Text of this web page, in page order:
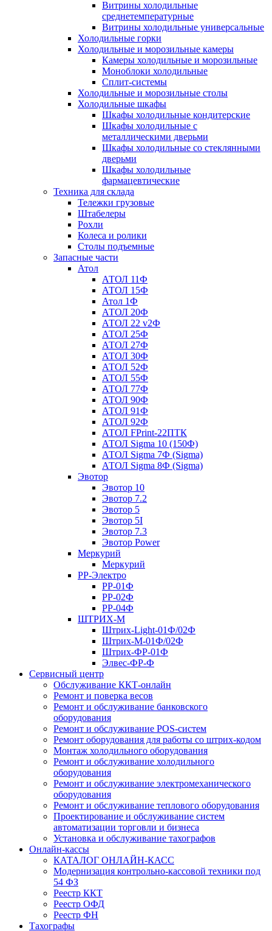
Витрины холодильные
среднетемпературные
Витрины холодильные универсальные
Холодильные горки
Холодильные и морозильные камеры
Камеры холодильные и морозильные
Моноблоки холодильные
Сплит-системы
Холодильные и морозильные столы
Холодильные шкафы
Шкафы холодильные кондитерские
Шкафы холодильные с
металлическими дверьми
Шкафы холодильные со стеклянными
дверьми
Шкафы холодильные
фармацевтические
Техника для склада
Тележки грузовые
Штабелеры
Рохли
Колеса и ролики
Столы подъемные
Запасные части
Атол
АТОЛ 11Ф
АТОЛ 15Ф
Атол 1Ф
АТОЛ 20Ф
АТОЛ 22 v2Ф
АТОЛ 25Ф
АТОЛ 27Ф
АТОЛ 30Ф
АТОЛ 52Ф
АТОЛ 55Ф
АТОЛ 77Ф
АТОЛ 90Ф
АТОЛ 91Ф
АТОЛ 92Ф
АТОЛ FPrint-22ПТК
АТОЛ Sigma 10 (150Ф)
АТОЛ Sigma 7Ф (Sigma)
АТОЛ Sigma 8Ф (Sigma)
Эвотор
Эвотор 10
Эвотор 7.2
Эвотор 5
Эвотор 5I
Эвотор 7.3
Эвотор Power
Меркурий
Меркурий
РР-Электро
РР-01Ф
РР-02Ф
РР-04Ф
ШТРИХ-М
Штрих-Light-01Ф/02Ф
Штрих-М-01Ф/02Ф
Штрих-ФР-01Ф
Элвес-ФР-Ф
Сервисный центр
Обслуживание ККТ-онлайн
Ремонт и поверка весов
Ремонт и обслуживание банковского
оборудования
Ремонт и обслуживание POS-систем
Ремонт оборудования для работы со штрих-кодом
Монтаж холодильного оборудования
Ремонт и обслуживание холодильного
оборудования
Ремонт и обслуживание электромеханического
оборудования
Ремонт и обслуживание теплового оборудования
Проектирование и обслуживание систем
автоматизации торговли и бизнеса
Установка и обслуживание тахографов
Онлайн-кассы
КАТАЛОГ ОНЛАЙН-КАСС
Модернизация контрольно-кассовой техники под
54 ФЗ
Реестр ККТ
Реестр ОФД
Реестр ФН
Тахографы